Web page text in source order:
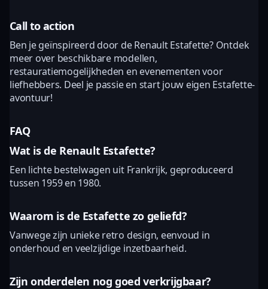
Call to action
Ben je geïnspireerd door de Renault Estafette? Ontdek
meer over beschikbare modellen,
restauratiemogelijkheden en evenementen voor
liefhebbers. Deel je passie en start jouw eigen Estafette-
avontuur!
FAQ
Wat is de Renault Estafette?
Een lichte bestelwagen uit Frankrijk, geproduceerd
tussen 1959 en 1980.
Waarom is de Estafette zo geliefd?
Vanwege zijn unieke retro design, eenvoud in
onderhoud en veelzijdige inzetbaarheid.
Zijn onderdelen nog goed verkrijgbaar?